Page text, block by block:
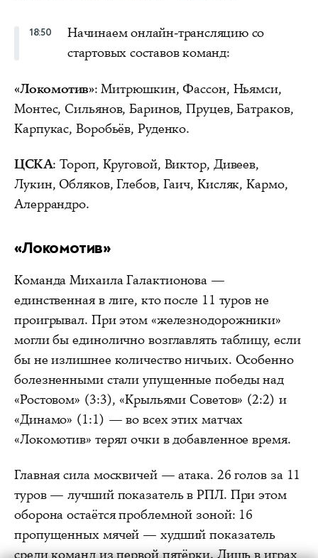
18:50
Начинаем онлайн-трансляцию со
стартовых составов команд:
«Локомотив»: Митрюшкин, Фассон, Ньямси,
Монтес, Сильянов, Баринов, Пруцев, Батраков,
Карпукас, Воробьёв, Руденко.
ЦСКА: Тороп, Круговой, Виктор, Дивеев,
Лукин, Обляков, Глебов, Гаич, Кисляк, Кармо,
Алеррандро.
«Локомотив»
Команда Михаила Галактионова —
единственная в лиге, кто после 11 туров не
проигрывал. При этом «железнодорожники»
могли бы единолично возглавлять таблицу, если
бы не излишнее количество ничьих. Особенно
болезненными стали упущенные победы над
«Ростовом» (3:3), «Крыльями Советов» (2:2) и
«Динамо» (1:1) — во всех этих матчах
«Локомотив» терял очки в добавленное время.
Главная сила москвичей — атака. 26 голов за 11
туров — лучший показатель в РПЛ. При этом
оборона остаётся проблемной зоной: 16
пропущенных мячей — худший показатель
среди команд из первой пятёрки. Лишь в играх